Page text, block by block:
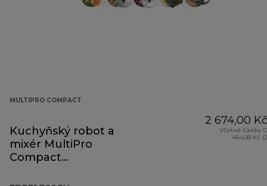
MULTIPRO COMPACT
Kuchyňský robot a
mixér MultiPro
Compact
2 674,00 Kč
Včetně částky
464,08 Kč